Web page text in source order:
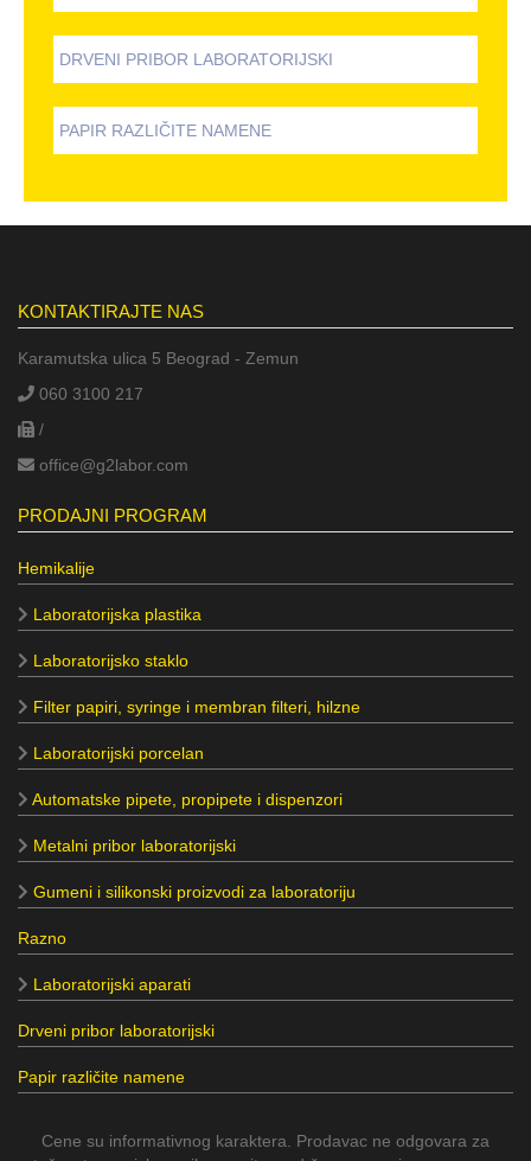
DRVENI PRIBOR LABORATORIJSKI
PAPIR RAZLIČITE NAMENE
KONTAKTIRAJTE NAS
Karamutska ulica 5 Beograd - Zemun
060 3100 217
/
office@g2labor.com
PRODAJNI PROGRAM
Hemikalije
Laboratorijska plastika
Laboratorijsko staklo
Filter papiri, syringe i membran filteri, hilzne
Laboratorijski porcelan
Automatske pipete, propipete i dispenzori
Metalni pribor laboratorijski
Gumeni i silikonski proizvodi za laboratoriju
Razno
Laboratorijski aparati
Drveni pribor laboratorijski
Papir različite namene
Cene su informativnog karaktera. Prodavac ne odgovara za